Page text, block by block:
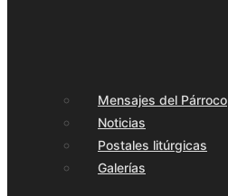
Mensajes del Párroco
Noticias
Postales litúrgicas
Galerías